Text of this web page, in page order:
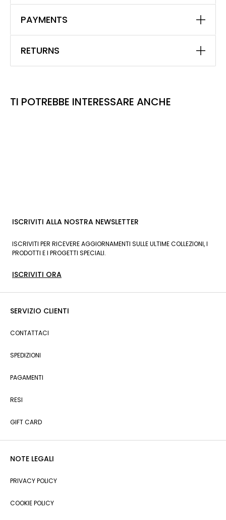
PAYMENTS
RETURNS
TI POTREBBE INTERESSARE ANCHE
ISCRIVITI ALLA NOSTRA NEWSLETTER
ISCRIVITI PER RICEVERE AGGIORNAMENTI SULLE ULTIME COLLEZIONI, I
PRODOTTI E I PROGETTI SPECIALI.
ISCRIVITI ORA
SERVIZIO CLIENTI
CONTATTACI
SPEDIZIONI
PAGAMENTI
RESI
GIFT CARD
NOTE LEGALI
PRIVACY POLICY
COOKIE POLICY